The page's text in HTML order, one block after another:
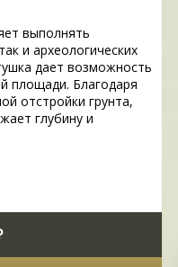
выполнять
и археологических
дает возможность
площади. Благодаря
отстройки грунта,
глубину и